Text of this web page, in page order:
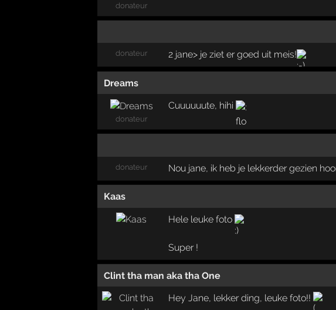
donateur
donateur 2 jane> je ziet er goed uit meis!
Dreams
donateur
Cuuuuuute, hihi
donateur Nou jane, ik heb je lekkerder gezien
Kaas
Hele leuke foto
Super !
Clint tha man aka tha One
Hey Jane, lekker ding, leuke foto!!